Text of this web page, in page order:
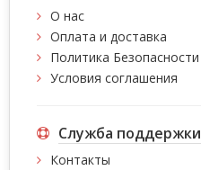
О нас
Оплата и доставка
Политика Безопасности
Условия соглашения
Служба поддержки
Контакты